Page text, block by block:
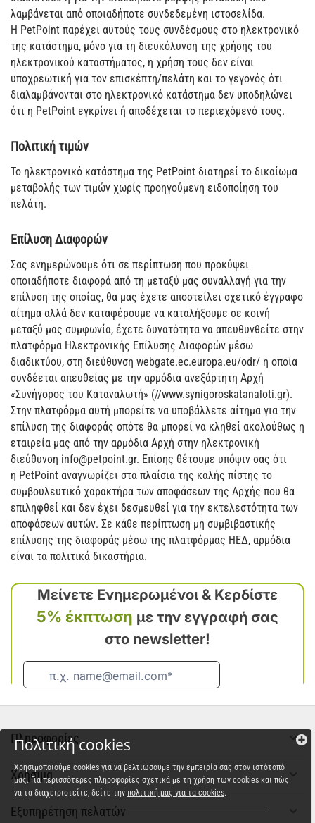
λαμβάνεται από οποιαδήποτε συνδεδεμένη ιστοσελίδα.
Η PetPoint παρέχει αυτούς τους συνδέσμους στο ηλεκτρονικό
της κατάστημα, μόνο για τη διευκόλυνση της χρήσης του
ηλεκτρονικού καταστήματος, η χρήση τους δεν είναι
υποχρεωτική για τον επισκέπτη/πελάτη και το γεγονός ότι
διαλαμβάνονται στο ηλεκτρονικό κατάστημα δεν υποδηλώνει
ότι η PetPoint εγκρίνει ή αποδέχεται το περιεχόμενό τους.
Πολιτική τιμών
Το ηλεκτρονικό κατάστημα της PetPoint διατηρεί το δικαίωμα
μεταβολής των τιμών χωρίς προηγούμενη ειδοποίηση του
πελάτη.
Επίλυση Διαφορών
Σας ενημερώνουμε ότι σε περίπτωση που προκύψει
οποιαδήποτε διαφορά από τη μεταξύ μας συναλλαγή για την
επίλυση της οποίας, θα μας έχετε αποστείλει σχετικό έγγραφο
αίτημα αλλά δεν καταφέρουμε να καταλήξουμε σε κοινή
μεταξύ μας συμφωνία, έχετε δυνατότητα να απευθυνθείτε στην
πλατφόρμα Ηλεκτρονικής Επίλυσης Διαφορών μέσω
διαδικτύου, στη διεύθυνση webgate.ec.europa.eu/odr/ η οποία
συνδέεται απευθείας με την αρμόδια ανεξάρτητη Αρχή
«Συνήγορος του Καταναλωτή» (//www.synigoroskatanaloti.gr).
Στην πλατφόρμα αυτή μπορείτε να υποβάλλετε αίτημα για την
επίλυση της διαφοράς οπότε θα μπορεί να κληθεί ακολούθως η
εταιρεία μας από την αρμόδια Αρχή στην ηλεκτρονική
διεύθυνση info@petpoint.gr. Επίσης θέτουμε υπόψιν σας ότι
η PetPoint αναγνωρίζει στα πλαίσια της καλής πίστης το
συμβουλευτικό χαρακτήρα των αποφάσεων της Αρχής που θα
επιληφθεί και δεν έχει δεσμευθεί για την εκτελεστότητα των
αποφάσεων αυτών. Σε κάθε περίπτωση μη συμβιβαστικής
επίλυσης της διαφοράς μέσω της πλατφόρμας ΗΕΔ, αρμόδια
είναι τα πολιτικά δικαστήρια.
Πληροφορίες
Χρήσιμα
Εξυπηρέτηση πελατών
Πολιτική cookies
Χρησιμοποιούμε cookies για να βελτιώσουμε την εμπειρία σας στον ιστότοπό
μας. Για περισσότερες πληροφορίες σχετικά με τη χρήση των cookies και πώς
να τα διαχειριστείτε, δείτε την πολιτική μας για τα cookies.